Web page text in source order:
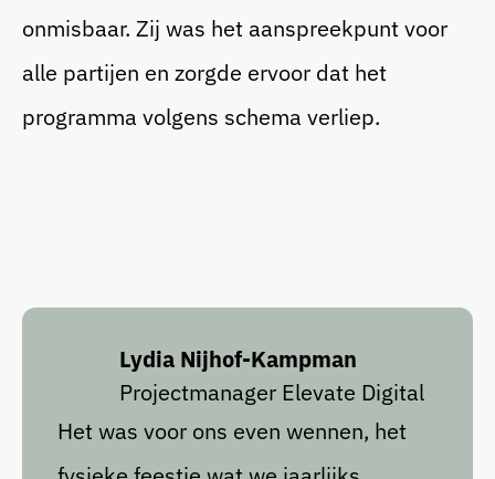
onmisbaar. Zij was het aanspreekpunt voor
alle partijen en zorgde ervoor dat het
programma volgens schema verliep.
Lydia Nijhof-Kampman
Projectmanager Elevate Digital
Het was voor ons even wennen, het